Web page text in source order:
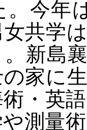
今年
共学
新島
家に
・英
測量